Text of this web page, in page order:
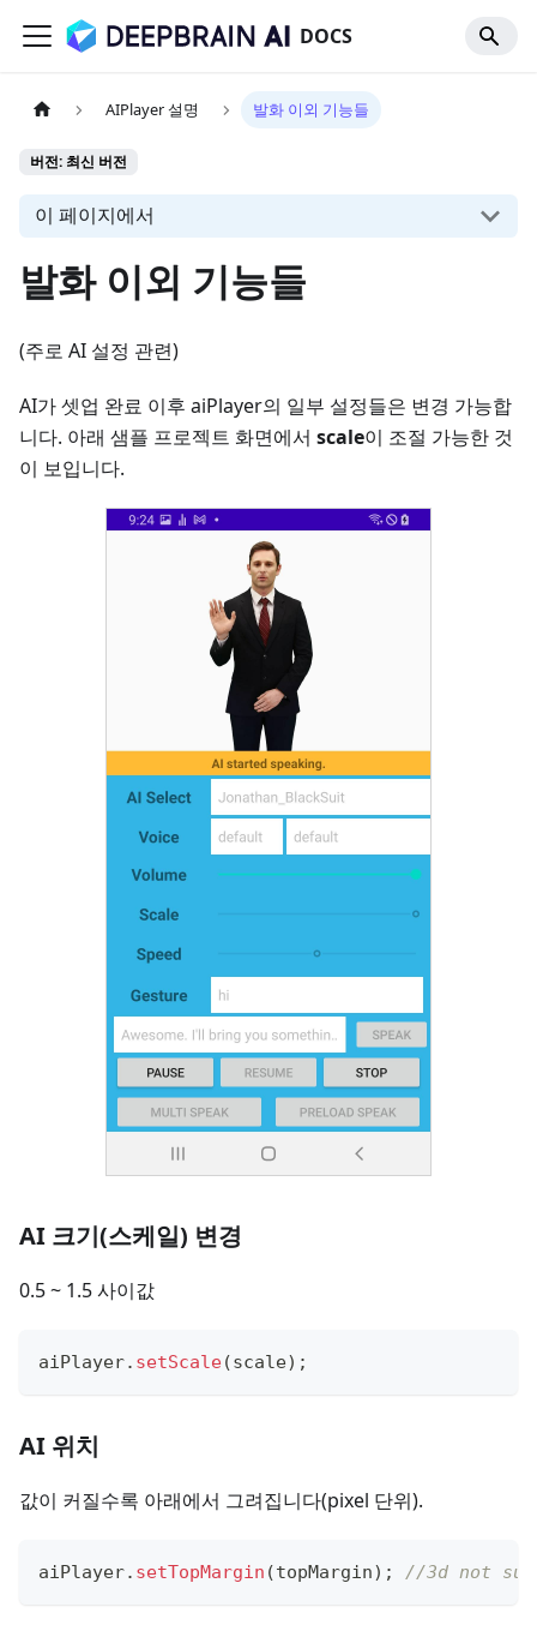
DOCS
AIPlayer 설명 발화 이외 기능들
버전: 최신 버전
이 페이지에서
발화 이외 기능들
(주로 AI 설정 관련)
AI가 셋업 완료 이후 aiPlayer의 일부 설정들은 변경 가능합
니다. 아래 샘플 프로젝트 화면에서 scale이 조절 가능한 것
이 보입니다.
AI 크기(스케일) 변경
0.5 ~ 1.5 사이값
aiPlayer. setScale(scale) ;
AI 위치
값이 커질수록 아래에서 그려집니다(pixel 단위).
aiPlayer. setTopMargin (topMargin) ; //3d not